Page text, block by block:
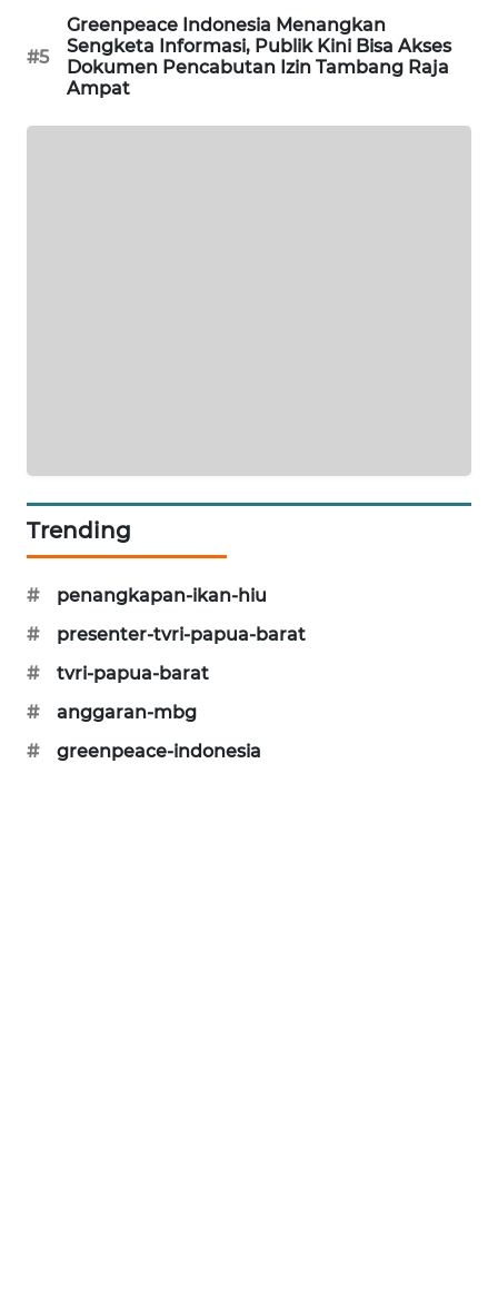
#5
Greenpeace Indonesia Menangkan
Sengketa Informasi, Publik Kini Bisa Akses
Dokumen Pencabutan Izin Tambang Raja
Ampat
Trending
#
penangkapan-ikan-hiu
#
presenter-tvri-papua-barat
#
tvri-papua-barat
#
anggaran-mbg
#
greenpeace-indonesia
PLN
WATCH
MKLI
ALPERKLINAS
FORJASIDA
TAMBANG
SITUNGIR
SIDIKALANG